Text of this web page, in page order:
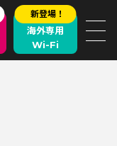
新登場！
海外専用
Wi-Fi